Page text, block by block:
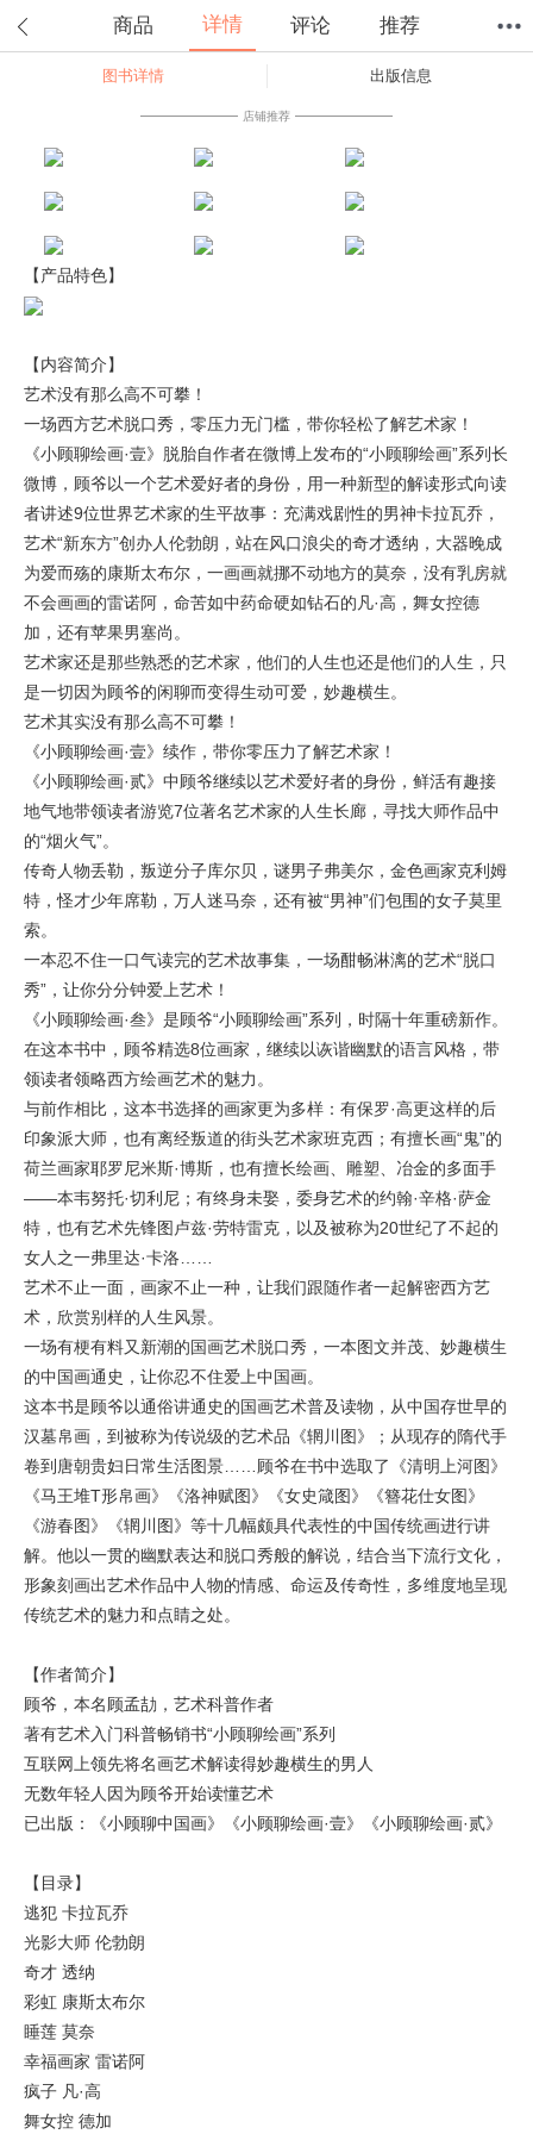
商品 详情 评论 推荐
图书详情 出版信息
店铺推荐
【产品特色】
【内容简介】
艺术没有那么高不可攀！
一场西方艺术脱口秀，零压力无门槛，带你轻松了解艺术家！
《小顾聊绘画·壹》脱胎自作者在微博上发布的“小顾聊绘画”系列长
微博，顾爷以一个艺术爱好者的身份，用一种新型的解读形式向读
者讲述9位世界艺术家的生平故事：充满戏剧性的男神卡拉瓦乔，
艺术“新东方”创办人伦勃朗，站在风口浪尖的奇才透纳，大器晚成
为爱而殇的康斯太布尔，一画画就挪不动地方的莫奈，没有乳房就
不会画画的雷诺阿，命苦如中药命硬如钻石的凡·高，舞女控德
加，还有苹果男塞尚。
艺术家还是那些熟悉的艺术家，他们的人生也还是他们的人生，只
是一切因为顾爷的闲聊而变得生动可爱，妙趣横生。
艺术其实没有那么高不可攀！
《小顾聊绘画·壹》续作，带你零压力了解艺术家！
《小顾聊绘画·贰》中顾爷继续以艺术爱好者的身份，鲜活有趣接
地气地带领读者游览7位著名艺术家的人生长廊，寻找大师作品中
的“烟火气”。
传奇人物丢勒，叛逆分子库尔贝，谜男子弗美尔，金色画家克利姆
特，怪才少年席勒，万人迷马奈，还有被“男神”们包围的女子莫里
索。
一本忍不住一口气读完的艺术故事集，一场酣畅淋漓的艺术“脱口
秀”，让你分分钟爱上艺术！
《小顾聊绘画·叁》是顾爷“小顾聊绘画”系列，时隔十年重磅新作。
在这本书中，顾爷精选8位画家，继续以诙谐幽默的语言风格，带
领读者领略西方绘画艺术的魅力。
与前作相比，这本书选择的画家更为多样：有保罗·高更这样的后
印象派大师，也有离经叛道的街头艺术家班克西；有擅长画“鬼”的
荷兰画家耶罗尼米斯·博斯，也有擅长绘画、雕塑、冶金的多面手
——本韦努托·切利尼；有终身未娶，委身艺术的约翰·辛格·萨金
特，也有艺术先锋图卢兹·劳特雷克，以及被称为20世纪了不起的
女人之一弗里达·卡洛……
艺术不止一面，画家不止一种，让我们跟随作者一起解密西方艺
术，欣赏别样的人生风景。
一场有梗有料又新潮的国画艺术脱口秀，一本图文并茂、妙趣横生
的中国画通史，让你忍不住爱上中国画。
这本书是顾爷以通俗讲通史的国画艺术普及读物，从中国存世早的
汉墓帛画，到被称为传说级的艺术品《辋川图》；从现存的隋代手
卷到唐朝贵妇日常生活图景……顾爷在书中选取了《清明上河图》
《马王堆T形帛画》《洛神赋图》《女史箴图》《簪花仕女图》
《游春图》《辋川图》等十几幅颇具代表性的中国传统画进行讲
解。他以一贯的幽默表达和脱口秀般的解说，结合当下流行文化，
形象刻画出艺术作品中人物的情感、命运及传奇性，多维度地呈现
传统艺术的魅力和点睛之处。
【作者简介】
顾爷，本名顾孟劼，艺术科普作者
著有艺术入门科普畅销书“小顾聊绘画”系列
互联网上领先将名画艺术解读得妙趣横生的男人
无数年轻人因为顾爷开始读懂艺术
已出版：《小顾聊中国画》《小顾聊绘画·壹》《小顾聊绘画·贰》
【目录】
逃犯 卡拉瓦乔
光影大师 伦勃朗
奇才 透纳
彩虹 康斯太布尔
睡莲 莫奈
幸福画家 雷诺阿
疯子 凡·高
舞女控 德加